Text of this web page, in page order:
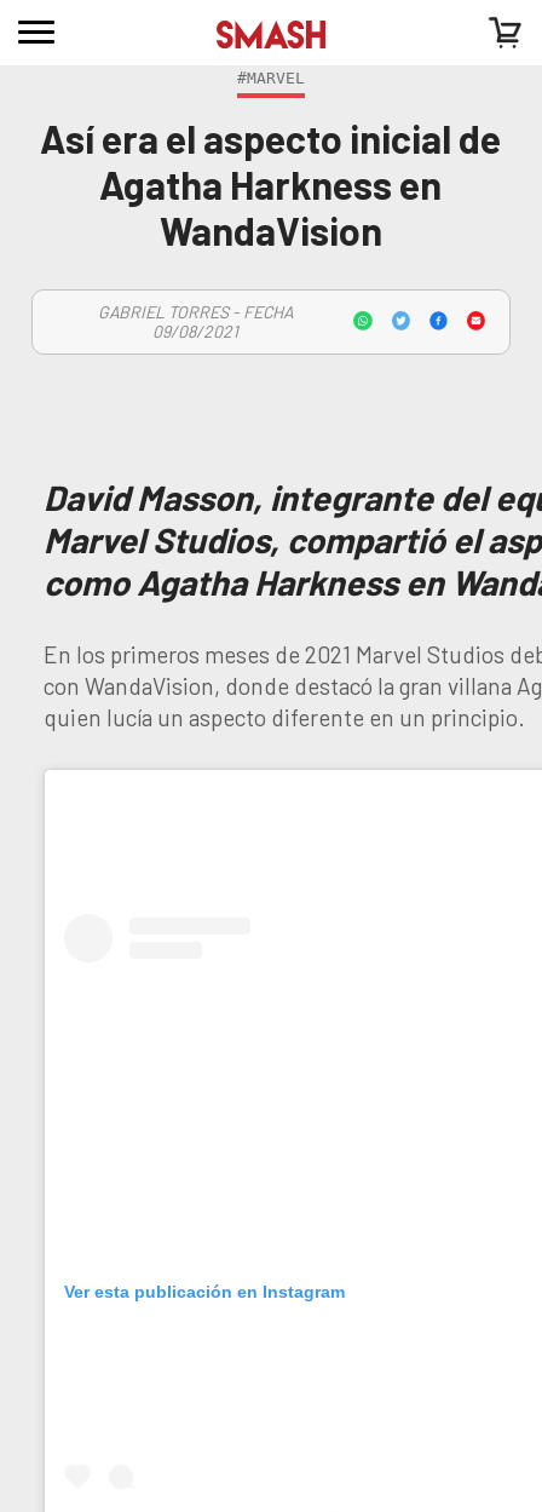
#MARVEL
Así era el aspecto inicial de
Agatha Harkness en
WandaVision
GABRIEL TORRES - FECHA
09/08/2021
David Masson, integrante del
Marvel Studios, compartió el
como Agatha Harkness en
En los primeros meses de 2021 Marvel Studios
con WandaVision, donde destacó la gran villana
quien lucía un aspecto diferente en un principio.
Ver esta publicación en Instagram